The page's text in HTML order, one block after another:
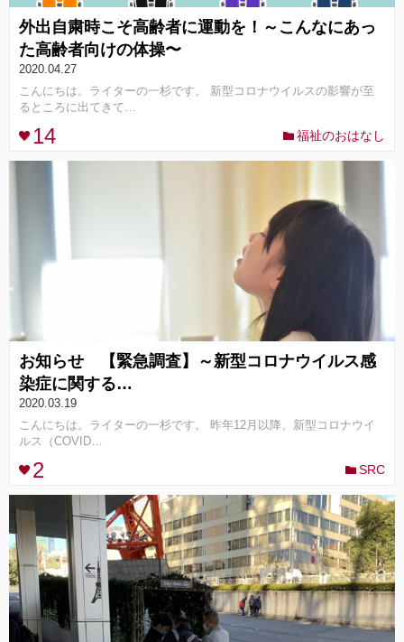
外出自粛時こそ高齢者に運動を！～こんなにあっ
た高齢者向けの体操〜
2020.04.27
こんにちは。ライターの一杉です。 新型コロナウイルスの影響が至
るところに出てきて…
14 福祉のおはなし
お知らせ 【緊急調査】～新型コロナウイルス感
染症に関する…
2020.03.19
こんにちは。ライターの一杉です。 昨年12月以降、新型コロナウイ
ルス（COVID…
2 SRC